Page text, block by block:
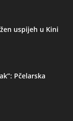
uspijeh u Kini
Pčelarska